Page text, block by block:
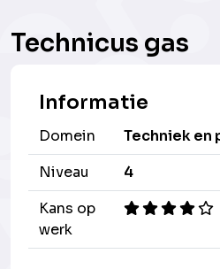
Technicus gas
Informatie
Domein
Techniek
Niveau
4
Kans op
werk